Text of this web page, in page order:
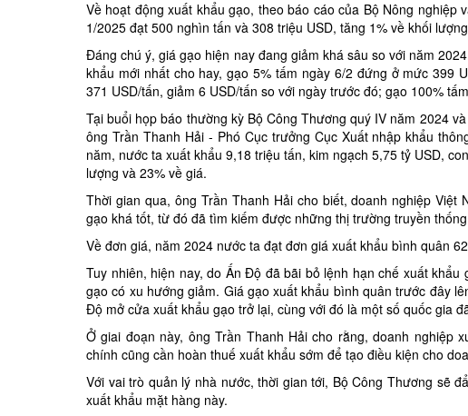
Về hoạt động xuất khẩu gạo, theo báo cáo của Bộ Nông
1/2025 đạt 500 nghìn tấn và 308 triệu USD, tăng 1% về khối
Đáng chú ý, giá gạo hiện nay đang giảm khá sâu so với năm
khẩu mới nhất cho hay, gạo 5% tấm ngày 6/2 đứng ở mức 399
371 USD/tấn, giảm 6 USD/tấn so với ngày trước đó; gạo 100%
Tại buổi họp báo thường kỳ Bộ Công Thương quý IV năm 2024
ông Trần Thanh Hải - Phó Cục trưởng Cục Xuất nhập khẩu
năm, nước ta xuất khẩu 9,18 triệu tấn, kim ngạch 5,75 tỷ USD,
lượng và 23% về giá.
Thời gian qua, ông Trần Thanh Hải cho biết, doanh nghiệp
gạo khá tốt, từ đó đã tìm kiếm được những thị trường truyền
Về đơn giá, năm 2024 nước ta đạt đơn giá xuất khẩu bình quân
Tuy nhiên, hiện nay, do Ấn Độ đã bãi bỏ lệnh hạn chế xuất
gạo có xu hướng giảm. Giá gạo xuất khẩu bình quân trước đây
Độ mở cửa xuất khẩu gạo trở lại, cùng với đó là một số quốc gia
Ở giai đoạn này, ông Trần Thanh Hải cho rằng, doanh
chính cũng cần hoàn thuế xuất khẩu sớm để tạo điều kiện cho
Với vai trò quản lý nhà nước, thời gian tới, Bộ Công Thương sẽ
xuất khẩu mặt hàng này.